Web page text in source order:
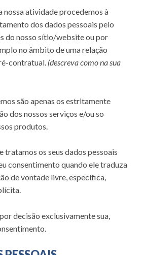
nossa atividade procedemos à
dos dados pessoais pelo
do nosso sítio/website ou por
no âmbito de uma relação
contratual. (descreva como na sua
são apenas os estritamente
dos nossos serviços e/ou so
produtos.
tratamos os seus dados pessoais
consentimento quando ele traduza
de vontade livre, específica,
decisão exclusivamente sua,